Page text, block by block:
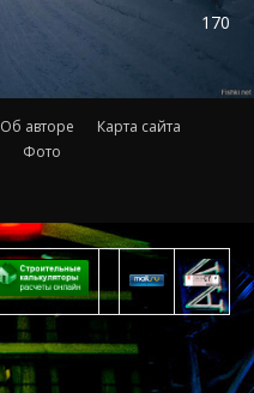
170
Об авторе
Карта сайта
Фото